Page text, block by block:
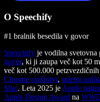
O Speechify
#1 bralnik besedila v govor
Speechify je vodilna svetovna
govor, ki ji zaupa več kot 50
več kot 500.000
Chrome razširitvi, spletni
Mac. Leta 2025 je Apple
Apple Design Award na